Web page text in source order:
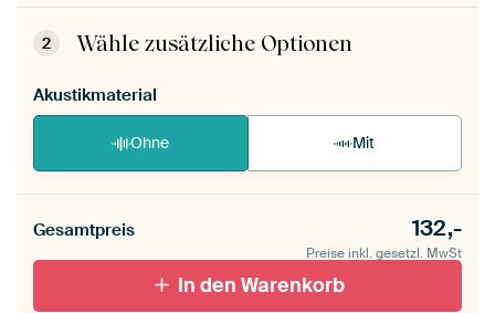
Dein ArtFrame ist im Handumdrehen
aufgebaut.Montageanleitung ansehen
2 Wähle zusätzliche Optionen
Akustikmaterial
Ohne Mit
Gesamtpreis 132,-
Preise inkl. gesetzl. MwSt
In den Warenkorb